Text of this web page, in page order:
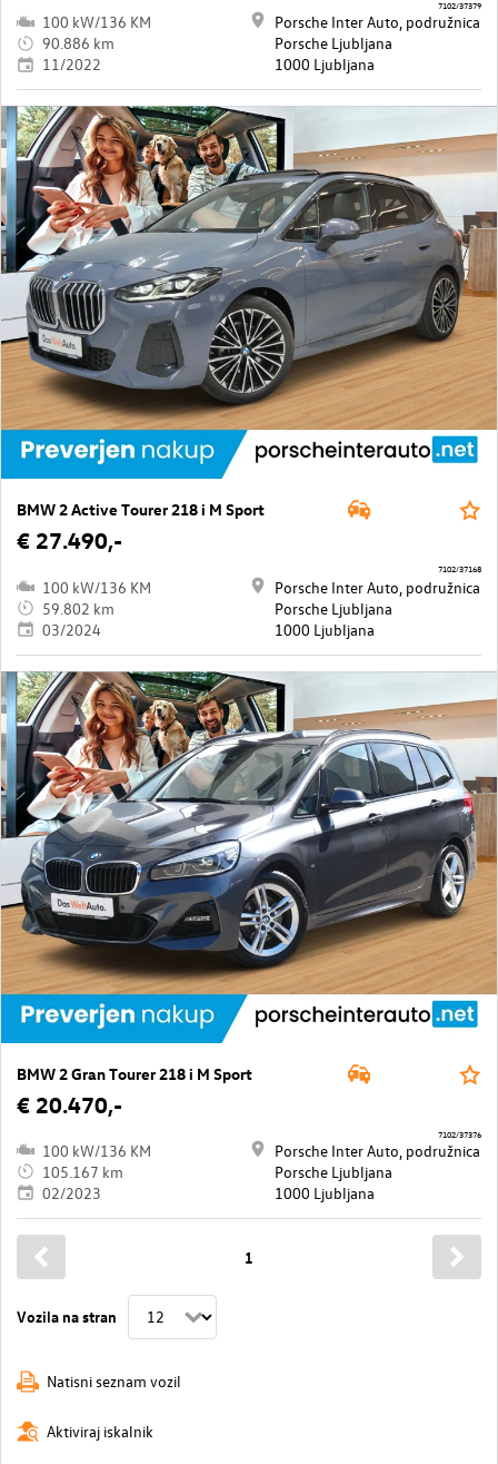
100 kW/136 KM
90.886 km
11/2022
Porsche Inter Auto, podružnica
Porsche Ljubljana
1000 Ljubljana
7102/37379
BMW 2 Active Tourer 218 i M Sport
€ 27.490,-
100 kW/136 KM
59.802 km
03/2024
Porsche Inter Auto, podružnica
Porsche Ljubljana
1000 Ljubljana
7102/37168
BMW 2 Gran Tourer 218 i M Sport
€ 20.470,-
100 kW/136 KM
105.167 km
02/2023
Porsche Inter Auto, podružnica
Porsche Ljubljana
1000 Ljubljana
7102/37376
Vozila na stran
1
Natisni seznam vozil
Aktiviraj iskalnik